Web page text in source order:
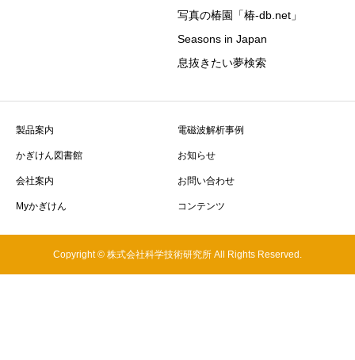
写真の椿園「椿-db.net」
Seasons in Japan
息抜きたい夢検索
製品案内 電磁波解析事例
かぎけん図書館 お知らせ
会社案内 お問い合わせ
Myかぎけん コンテンツ
Copyright © 株式会社科学技術研究所 All Rights Reserved.